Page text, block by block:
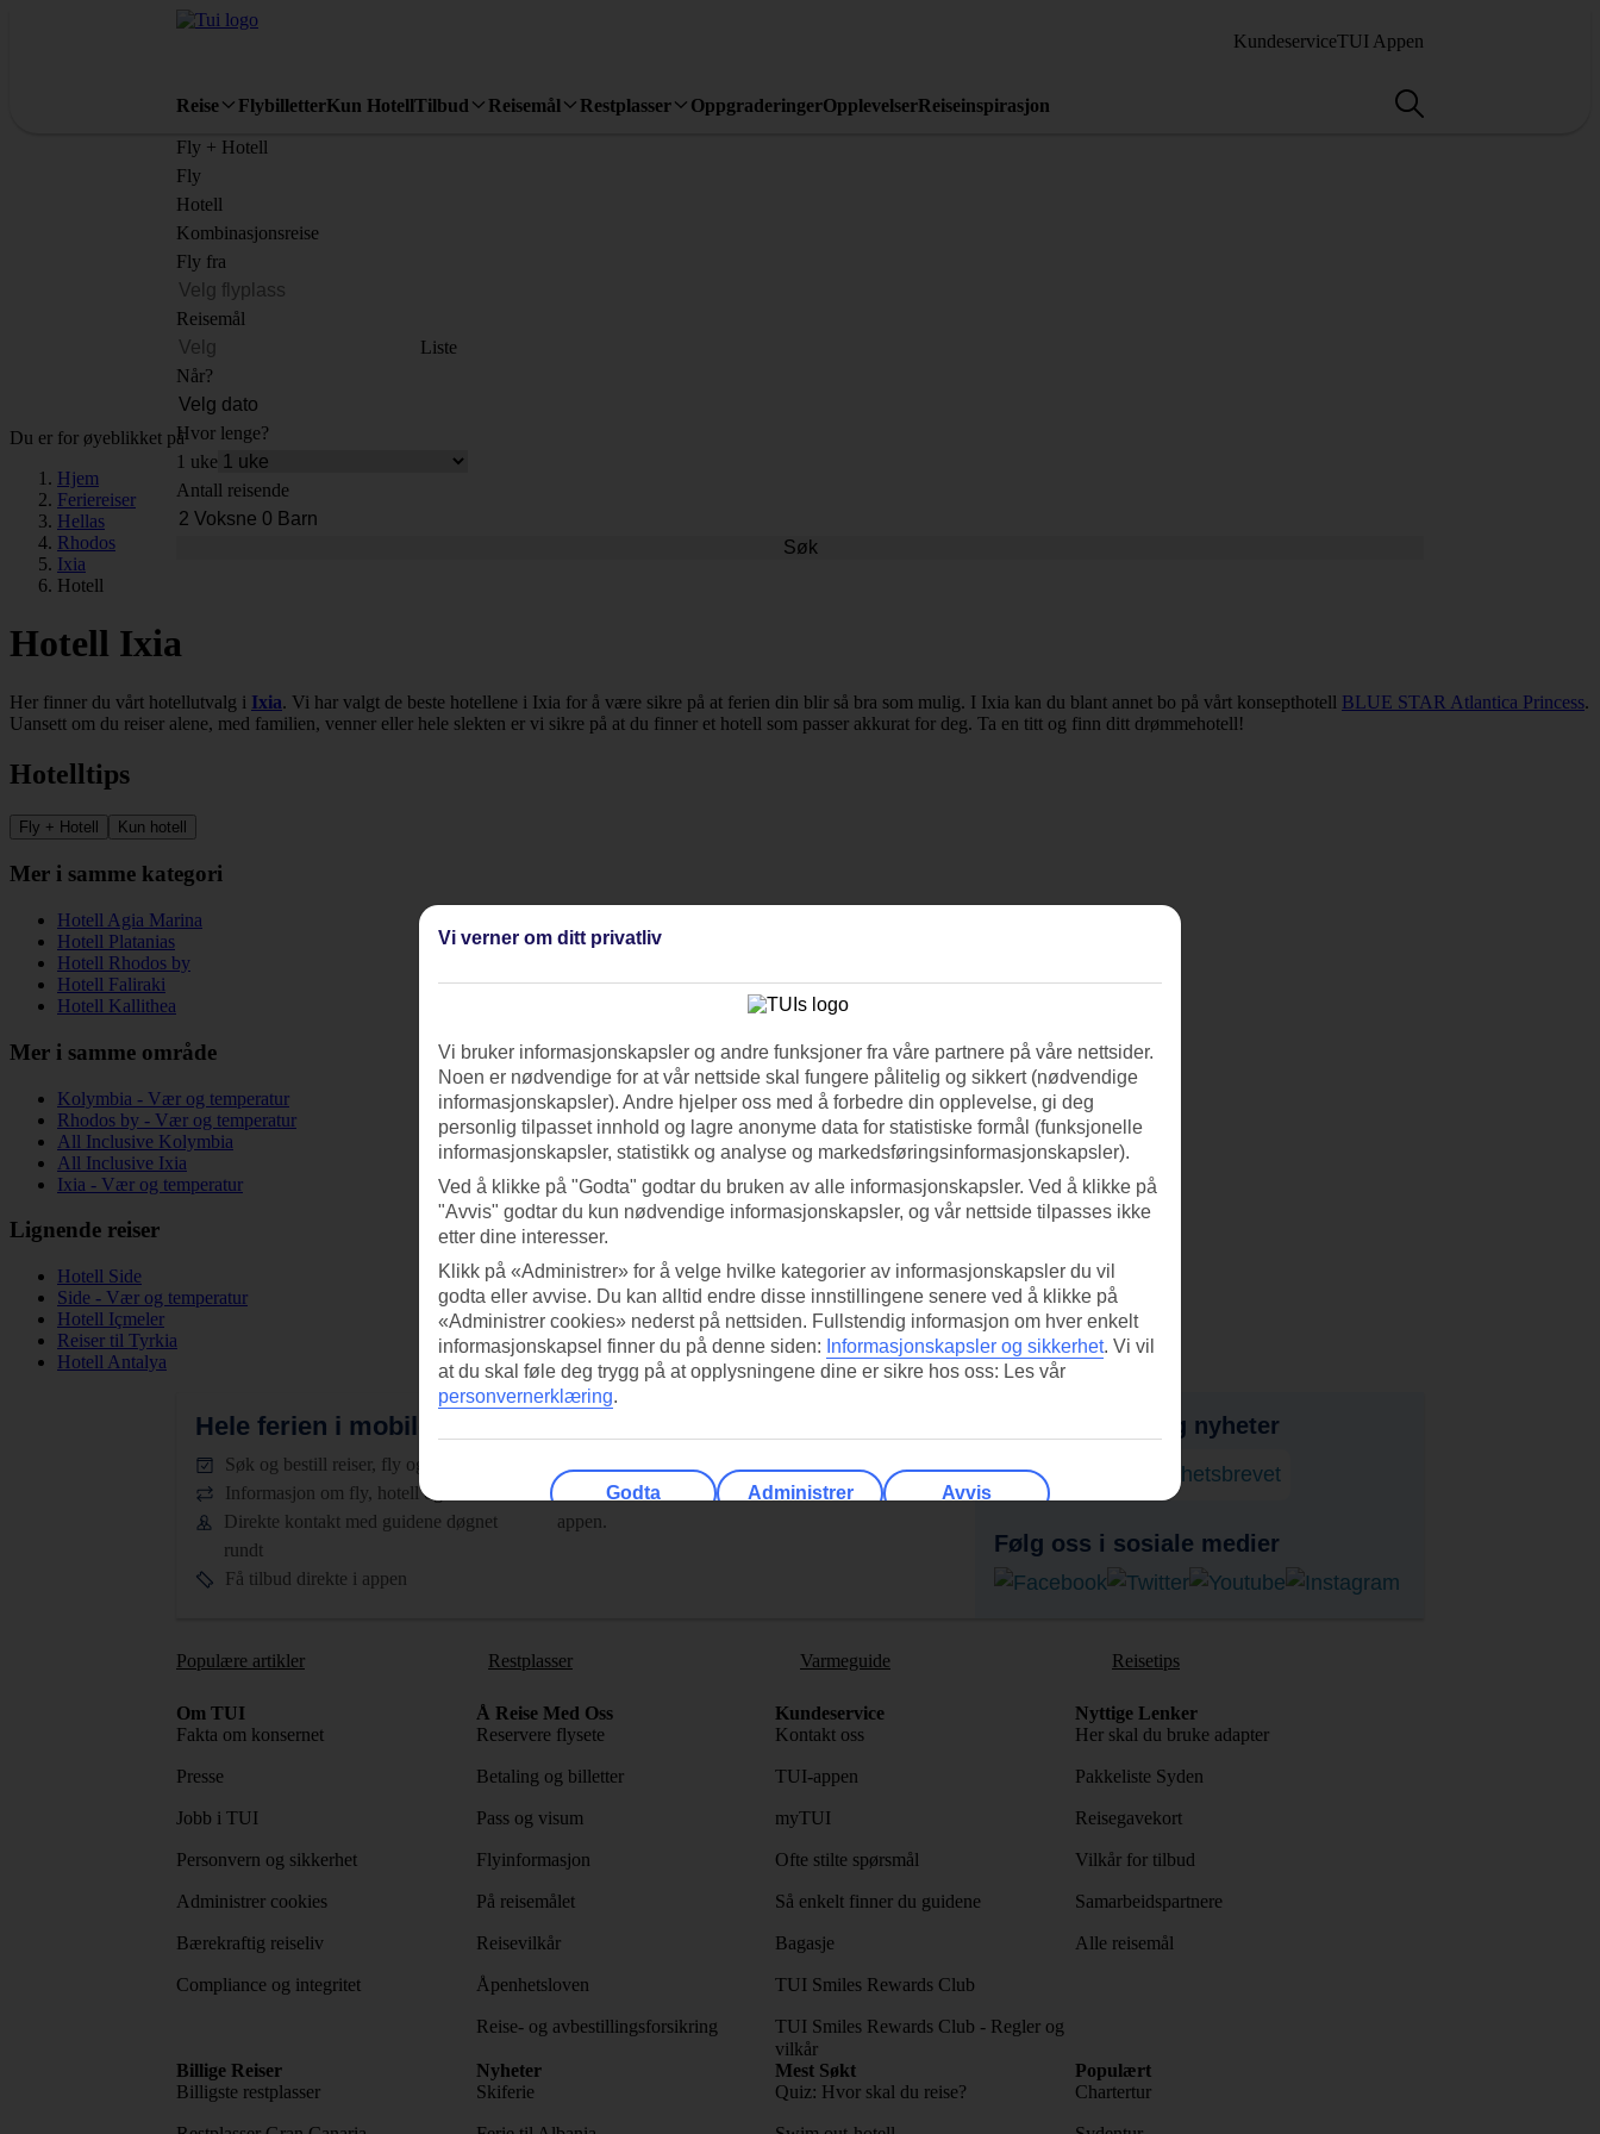
KundeserviceTUI Appen
Reise FlybilletterKun HotellTilbud Reisemål Restplasser OppgraderingerOpplevelserReiseinspirasjon
Fly + Hotell
Fly
Hotell
Kombinasjonsreise
Fly fra
Reisemål
Liste
Når?
Hvor lenge?
1 uke
Antall reisende
Søk
Du er for øyeblikket på
Hjem
Feriereiser
Hellas
Rhodos
Ixia
Hotell
Hotell Ixia
Her finner du vårt hotellutvalg i Ixia. Vi har valgt de beste hotellene i Ixia for å være sikre på at ferien din blir så bra som mulig. I Ixia kan du blant annet bo på vårt konsepthotell BLUE STAR Atlantica Princess.
Uansett om du reiser alene, med familien, venner eller hele slekten er vi sikre på at du finner et hotell som passer akkurat for deg. Ta en titt og finn ditt drømmehotell!
Hotelltips
Fly + Hotell Kun hotell
Mer i samme kategori
Hotell Agia Marina
Hotell Platanias
Hotell Rhodos by
Hotell Faliraki
Hotell Kallithea
Mer i samme område
Kolymbia - Vær og temperatur
Rhodos by - Vær og temperatur
All Inclusive Kolymbia
All Inclusive Ixia
Ixia - Vær og temperatur
Lignende reiser
Hotell Side
Side - Vær og temperatur
Hotell Içmeler
Reiser til Tyrkia
Hotell Antalya
Hele ferien i mobilen.
Søk og bestill reiser, fly og hotell
Informasjon om fly, hotell og transfer
Direkte kontakt med guidene døgnet
rundt
Få tilbud direkte i appen
mobilkameraet ditt for å laste ned
appen.
Få tilbud, tips og nyheter
Abonner på nyhetsbrevet
Følg oss i sosiale medier
Populære artikler Restplasser Varmeguide Reisetips
Om TUI
Fakta om konsernet
Presse
Jobb i TUI
Personvern og sikkerhet
Administrer cookies
Bærekraftig reiseliv
Compliance og integritet
Å Reise Med Oss
Reservere flysete
Betaling og billetter
Pass og visum
Flyinformasjon
På reisemålet
Reisevilkår
Åpenhetsloven
Reise- og avbestillingsforsikring
Kundeservice
Kontakt oss
TUI-appen
myTUI
Ofte stilte spørsmål
Så enkelt finner du guidene
Bagasje
TUI Smiles Rewards Club
TUI Smiles Rewards Club - Regler og
vilkår
Nyttige Lenker
Her skal du bruke adapter
Pakkeliste Syden
Reisegavekort
Vilkår for tilbud
Samarbeidspartnere
Alle reisemål
Billige Reiser
Billigste restplasser
Nyheter
Skiferie
Mest Søkt
Quiz: Hvor skal du reise?
Populært
Chartertur
Vi verner om ditt privatliv
Vi bruker informasjonskapsler og andre funksjoner fra våre partnere på våre nettsider.
Noen er nødvendige for at vår nettside skal fungere pålitelig og sikkert (nødvendige
informasjonskapsler). Andre hjelper oss med å forbedre din opplevelse, gi deg
personlig tilpasset innhold og lagre anonyme data for statistiske formål (funksjonelle
informasjonskapsler, statistikk og analyse og markedsføringsinformasjonskapsler).
Ved å klikke på "Godta" godtar du bruken av alle informasjonskapsler. Ved å klikke på
"Avvis" godtar du kun nødvendige informasjonskapsler, og vår nettside tilpasses ikke
etter dine interesser.
Klikk på «Administrer» for å velge hvilke kategorier av informasjonskapsler du vil
godta eller avvise. Du kan alltid endre disse innstillingene senere ved å klikke på
«Administrer cookies» nederst på nettsiden. Fullstendig informasjon om hver enkelt
informasjonskapsel finner du på denne siden: Informasjonskapsler og sikkerhet. Vi vil
at du skal føle deg trygg på at opplysningene dine er sikre hos oss: Les vår
personvernerklæring.
Godta Administrer Avvis